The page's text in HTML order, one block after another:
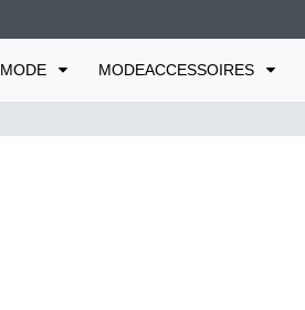
MODE MODEACCESSOIRES